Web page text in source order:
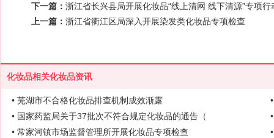
下一篇： 浙江省长兴县局开展化妆品“线上清网 线下清源”专项行
上一篇： 浙江省衢江区局深入开展染发类化妆品专项检查
化妆品相关化妆品资讯
• 芜湖市不合格化妆品排查机制成效渐露
• 国家药监局关于37批次不符合规定化妆品的通告（
• 常家河镇市场监督管理所开展化妆品专项检查